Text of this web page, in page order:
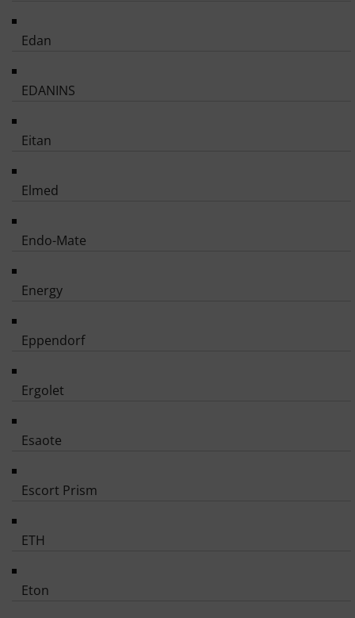
Edan
EDANINS
Eitan
Elmed
Endo-Mate
Energy
Eppendorf
Ergolet
Esaote
Escort Prism
ETH
Eton